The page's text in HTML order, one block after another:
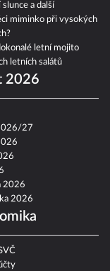
a další
miminko při vysokých
letní mojito
letních salátů
2026
27
2026
2026